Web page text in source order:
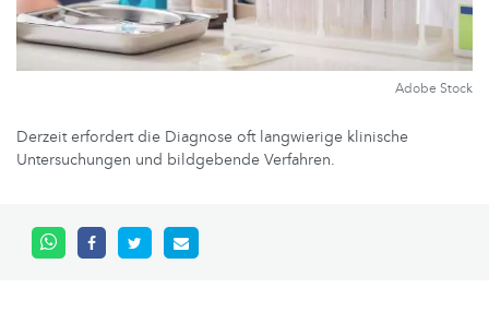
Adobe Stock
Derzeit erfordert die Diagnose oft langwierige klinische
Untersuchungen und bildgebende Verfahren.